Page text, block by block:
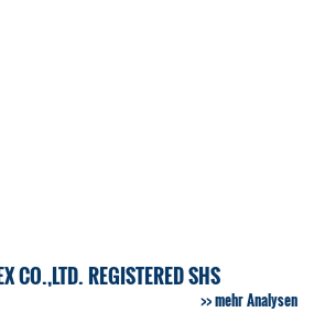
CO.,LTD. REGISTERED SHS
mehr Analysen